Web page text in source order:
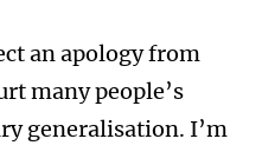
an apology from
many people’s
generalisation. I’m